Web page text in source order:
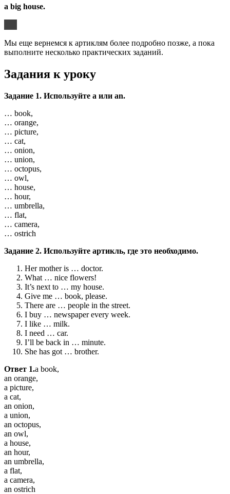
a big house.
Мы еще вернемся к артиклям более подробно позже, а пока
выполните несколько практических заданий.
Задания к уроку
Задание 1. Используйте a или an.
… book,
… orange,
… picture,
… cat,
… onion,
… union,
… octopus,
… owl,
… house,
… hour,
… umbrella,
… flat,
… camera,
… ostrich
Задание 2. Используйте артикль, где это необходимо.
Her mother is … doctor.
What … nice flowers!
It’s next to … my house.
Give me … book, please.
There are … people in the street.
I buy … newspaper every week.
I like … milk.
I need … car.
I’ll be back in … minute.
She has got … brother.
Ответ 1.a book,
an orange,
a picture,
a cat,
an onion,
a union,
an octopus,
an owl,
a house,
an hour,
an umbrella,
a flat,
a camera,
an ostrich